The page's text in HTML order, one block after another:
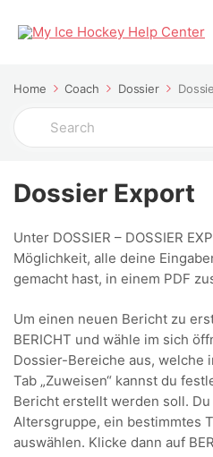
Home Coach Dossier
Search
For
Dossier Export
Unter DOSSIER – DOSSIER
Möglichkeit, alle deine
gemacht hast, in einem PDF
Um einen neuen Bericht zu
BERICHT und wähle im sich
Dossier-Bereiche aus, welche
Tab „Zuweisen“ kannst du
Bericht erstellt werden soll.
Altersgruppe, ein bestimmtes
auswählen. Klicke dann auf